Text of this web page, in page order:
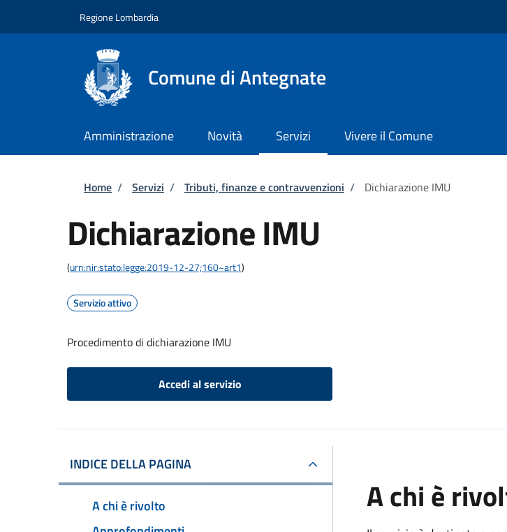
Regione Lombardia
Comune di Antegnate
Amministrazione Novità Servizi Vivere il Comune
Briciole di pane
Home / Servizi / Tributi, finanze e contravvenzioni / Dichiarazione IMU
Dichiarazione IMU
(urn:nir:stato:legge:2019-12-27;160~art1)
Servizio attivo
Procedimento di dichiarazione IMU
Accedi al servizio
INDICE DELLA PAGINA
A chi è rivolto
A chi è